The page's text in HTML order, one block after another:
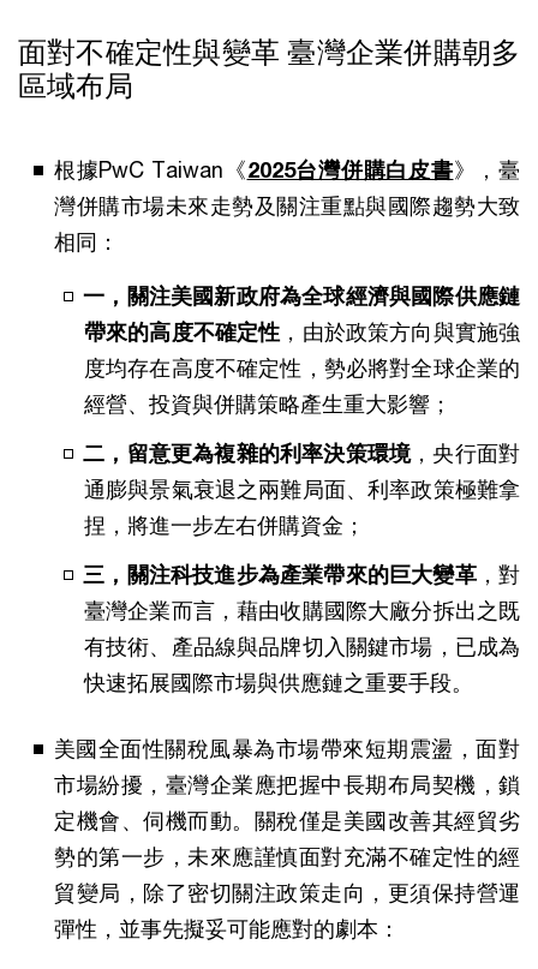
面對不確定性與變革 臺灣企業併購朝多
區域布局
根據PwC Taiwan《2025台灣併購白皮書》，臺
灣併購市場未來走勢及關注重點與國際趨勢大致
相同：
一，關注美國新政府為全球經濟與國際供應鏈
帶來的高度不確定性 ，由於政策方向與實施強
度均存在高度不確定性，勢必將對全球企業的
經營、投資與併購策略產生重大影響；
二，留意更為複雜的利率決策環境，央行面對
通膨與景氣衰退之兩難局面、利率政策極難拿
捏，將進一步左右併購資金；
三，關注科技進步為產業帶來的巨大變革，對
臺灣企業而言，藉由收購國際大廠分拆出之既
有技術、產品線與品牌切入關鍵市場，已成為
快速拓展國際市場與供應鏈之重要手段。
美國全面性關稅風暴為市場帶來短期震盪，面對
市場紛擾，臺灣企業應把握中長期布局契機，鎖
定機會、伺機而動。關稅僅是美國改善其經貿劣
勢的第一步，未來應謹慎面對充滿不確定性的經
貿變局，除了密切關注政策走向，更須保持營運
彈性，並事先擬妥可能應對的劇本：